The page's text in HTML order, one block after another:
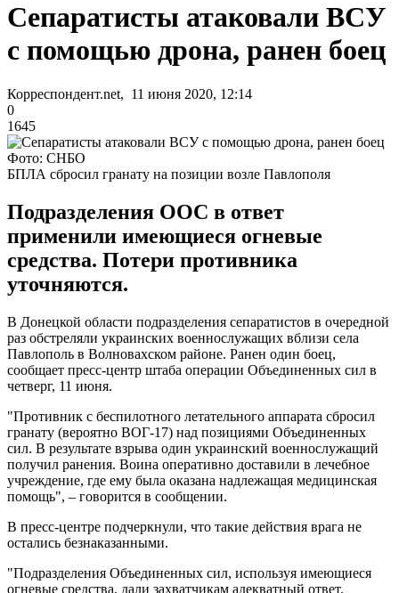
Сепаратисты атаковали ВСУ
с помощью дрона, ранен боец
Корреспондент.net, 11 июня 2020, 12:14
0
1645
Фото: СНБО
БПЛА сбросил гранату на позиции возле Павлополя
Подразделения ООС в ответ
применили имеющиеся огневые
средства. Потери противника
уточняются.
В Донецкой области подразделения сепаратистов в очередной
раз обстреляли украинских военнослужащих вблизи села
Павлополь в Волновахском районе. Ранен один боец,
сообщает пресс-центр штаба операции Объединенных сил в
четверг, 11 июня.
"Противник с беспилотного летательного аппарата сбросил
гранату (вероятно ВОГ-17) над позициями Объединенных
сил. В результате взрыва один украинский военнослужащий
получил ранения. Воина оперативно доставили в лечебное
учреждение, где ему была оказана надлежащая медицинская
помощь", – говорится в сообщении.
В пресс-центре подчеркнули, что такие действия врага не
остались безнаказанными.
"Подразделения Объединенных сил, используя имеющиеся
огневые средства, дали захватчикам адекватный ответ.